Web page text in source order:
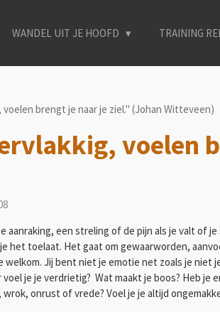
WANDEL UIT JE HOOFD TRAINING
brengt je naar je ziel." (Johan Witteveen)
voelen
aanraking, een streling of de pijn als je valt of
het toelaat. Het gaat om gewaarworden,
Jij bent niet je emotie net zoals je
voel je je verdrietig? Wat maakt je boos? Heb
onrust of vrede? Voel je je altijd